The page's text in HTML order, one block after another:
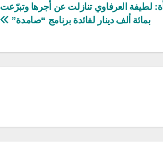
لطيفة العرفاوي تنازلت عن أجرها وتبرّعت
بمائة ألف دينار لفائدة برنامج “صامدة”